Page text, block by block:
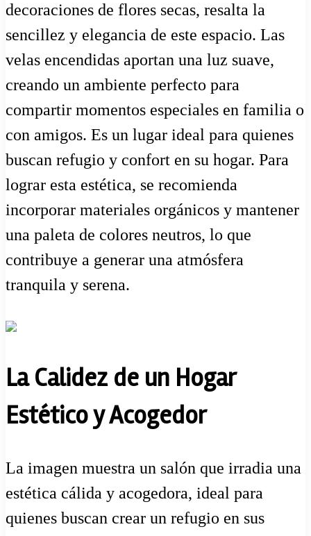
decoraciones de flores secas, resalta la
sencillez y elegancia de este espacio. Las
velas encendidas aportan una luz suave,
creando un ambiente perfecto para
compartir momentos especiales en familia o
con amigos. Es un lugar ideal para quienes
buscan refugio y confort en su hogar. Para
lograr esta estética, se recomienda
incorporar materiales orgánicos y mantener
una paleta de colores neutros, lo que
contribuye a generar una atmósfera
tranquila y serena.
La Calidez de un Hogar
Estético y Acogedor
La imagen muestra un salón que irradia una
estética cálida y acogedora, ideal para
quienes buscan crear un refugio en sus